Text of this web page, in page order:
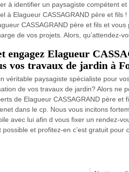
à identifier un paysagiste compétent
à Elagueur CASSAGRAND père et fils
CASSAGRAND père et fils et
de vos projets. Alors, qu’attendez-
engagez Elagueur
vos travaux de jardin à
véritable paysagiste spécialiste pour
de vos travaux de jardin? Alors ne
de Elagueur CASSAGRAND père et
dans le cp. Nous vous incitons
avec lui afin d vous fixer un rendez-
et profitez-en c’est gratuit pour